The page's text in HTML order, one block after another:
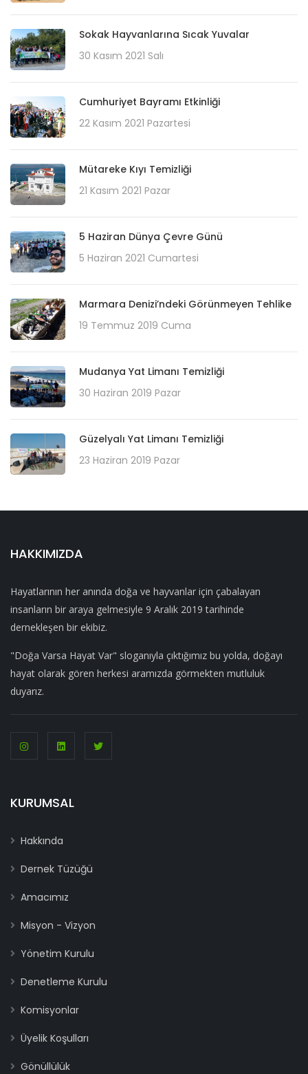
Sokak Hayvanlarına Sıcak Yuvalar
30 Kasım 2021 Salı
Cumhuriyet Bayramı Etkinliği
22 Kasım 2021 Pazartesi
Mütareke Kıyı Temizliği
21 Kasım 2021 Pazar
5 Haziran Dünya Çevre Günü
5 Haziran 2021 Cumartesi
Marmara Denizi’ndeki Görünmeyen Tehlike
19 Temmuz 2019 Cuma
Mudanya Yat Limanı Temizliği
30 Haziran 2019 Pazar
Güzelyalı Yat Limanı Temizliği
23 Haziran 2019 Pazar
HAKKIMIZDA
Hayatlarının her anında doğa ve hayvanlar için çabalayan
insanların bir araya gelmesiyle 9 Aralık 2019 tarihinde
dernekleşen bir ekibiz.
"Doğa Varsa Hayat Var" sloganıyla çıktığımız bu yolda, doğayı
hayat olarak gören herkesi aramızda görmekten mutluluk
duyarız.
KURUMSAL
Hakkında
Dernek Tüzüğü
Amacımız
Misyon - Vizyon
Yönetim Kurulu
Denetleme Kurulu
Komisyonlar
Üyelik Koşulları
Gönüllülük